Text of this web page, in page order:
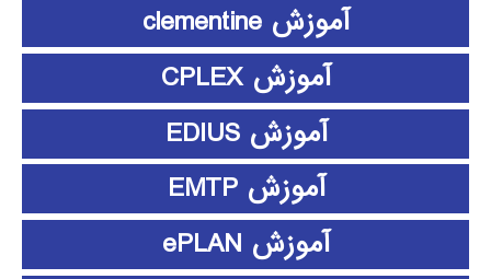
آموزش clementine
آموزش CPLEX
آموزش EDIUS
آموزش EMTP
آموزش ePLAN